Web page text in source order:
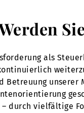
als
Betreuung
durch vielfältige